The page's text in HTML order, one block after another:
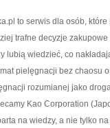
to serwis dla osób,
trafne decyzje
lubią wiedzieć, co
pielęgnacji bez chaosu
rozumianej jako
Kao Corporation
na wiedzy, a nie tylko